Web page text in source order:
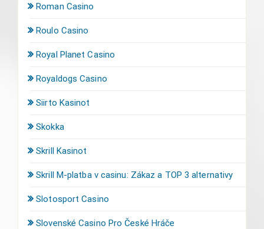
Roman Casino
Roulo Casino
Royal Planet Casino
Royaldogs Casino
Siirto Kasinot
Skokka
Skrill Kasinot
Skrill M-platba v casinu: Zákaz a TOP 3 alternativy
Slotosport Casino
Slovenské Casino Pro České Hráče